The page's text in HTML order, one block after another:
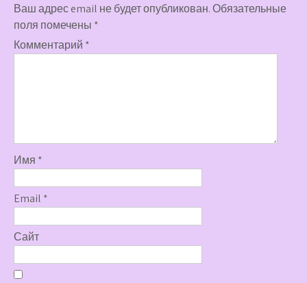
Ваш адрес email не будет опубликован.Обязательные
поля помечены *
Комментарий *
Имя *
Email *
Сайт